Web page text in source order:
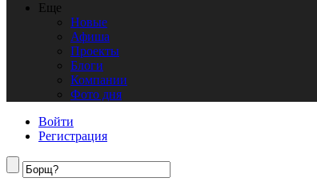
Еще
Новые
Афиша
Проекты
Блоги
Компании
Фото дня
Войти
Регистрация